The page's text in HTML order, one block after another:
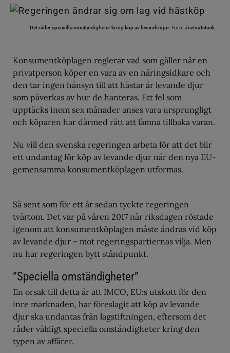
Det råder speciella omständigheter kring köp av levande djur. Foto: Jevtic/Istock
Konsumentköplagen reglerar vad som gäller när en
privatperson köper en vara av en näringsidkare och
den tar ingen hänsyn till att hästar är levande djur
som påverkas av hur de hanteras. Ett fel som
upptäcks inom sex månader anses vara ursprungligt
och köparen har därmed rätt att lämna tillbaka varan.
Nu vill den svenska regeringen arbeta för att det blir
ett undantag för köp av levande djur när den nya EU-
gemensamma konsumentköplagen utformas.
Så sent som för ett år sedan tyckte regeringen
tvärtom. Det var på våren 2017 när riksdagen röstade
igenom att konsumentköplagen måste ändras vid köp
av levande djur – mot regeringspartiernas vilja. Men
nu har regeringen bytt ståndpunkt.
”Speciella omständigheter”
En orsak till detta är att IMCO, EU:s utskott för den
inre marknaden, har föreslagit att köp av levande
djur ska undantas från lagstiftningen, eftersom det
råder väldigt speciella omständigheter kring den
typen av affärer.